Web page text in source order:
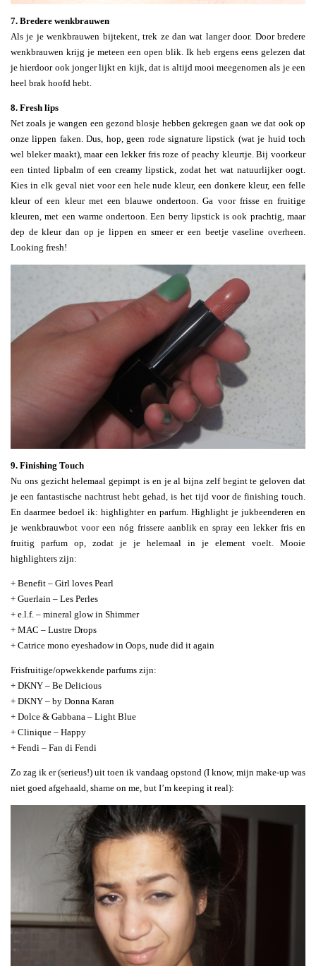
7. Bredere wenkbrauwen
Als je je wenkbrauwen bijtekent, trek ze dan wat langer door. Door bredere
wenkbrauwen krijg je meteen een open blik. Ik heb ergens eens gelezen dat
je hierdoor ook jonger lijkt en kijk, dat is altijd mooi meegenomen als je een
heel brak hoofd hebt.
8. Fresh lips
Net zoals je wangen een gezond blosje hebben gekregen gaan we dat ook op
onze lippen faken. Dus, hop, geen rode signature lipstick (wat je huid toch
wel bleker maakt), maar een lekker fris roze of peachy kleurtje. Bij voorkeur
een tinted lipbalm of een creamy lipstick, zodat het wat natuurlijker oogt.
Kies in elk geval niet voor een hele nude kleur, een donkere kleur, een felle
kleur of een kleur met een blauwe ondertoon. Ga voor frisse en fruitige
kleuren, met een warme ondertoon. Een berry lipstick is ook prachtig, maar
dep de kleur dan op je lippen en smeer er een beetje vaseline overheen.
Looking fresh!
9. Finishing Touch
Nu ons gezicht helemaal gepimpt is en je al bijna zelf begint te geloven dat
je een fantastische nachtrust hebt gehad, is het tijd voor de finishing touch.
En daarmee bedoel ik: highlighter en parfum. Highlight je jukbeenderen en
je wenkbrauwbot voor een nóg frissere aanblik en spray een lekker fris en
fruitig parfum op, zodat je je helemaal in je element voelt. Mooie
highlighters zijn:
+ Benefit – Girl loves Pearl
+ Guerlain – Les Perles
+ e.l.f. – mineral glow in Shimmer
+ MAC – Lustre Drops
+ Catrice mono eyeshadow in Oops, nude did it again
Frisfruitige/opwekkende parfums zijn:
+ DKNY – Be Delicious
+ DKNY – by Donna Karan
+ Dolce & Gabbana – Light Blue
+ Clinique – Happy
+ Fendi – Fan di Fendi
Zo zag ik er (serieus!) uit toen ik vandaag opstond (I know, mijn make-up was
niet goed afgehaald, shame on me, but I’m keeping it real):